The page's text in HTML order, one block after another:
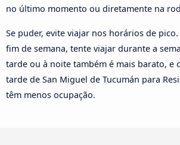
no último momento ou diretamente na
Se puder, evite viajar nos horários de
fim de semana, tente viajar durante a
tarde ou à noite também é mais barato, e
tarde de San Miguel de Tucumán para
têm menos ocupação.